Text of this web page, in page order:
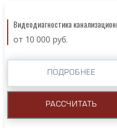
Видеодиагностика
от 10 000 руб.
ПОДРОБНЕЕ
РАССЧИТАТЬ